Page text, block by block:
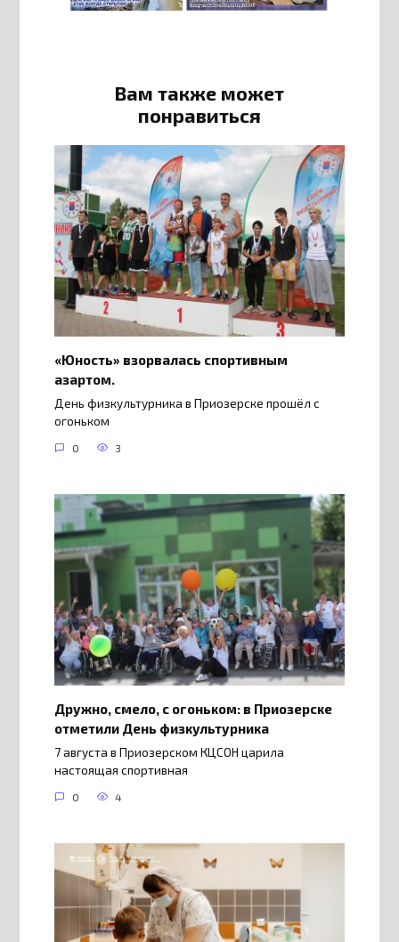
Вам также может
понравиться
«Юность» взорвалась спортивным
азартом.
День физкультурника в Приозерске прошёл с
огоньком
0 3
Дружно, смело, с огоньком: в Приозерске
отметили День физкультурника
7 августа в Приозерском КЦСОН царила
настоящая спортивная
0 4